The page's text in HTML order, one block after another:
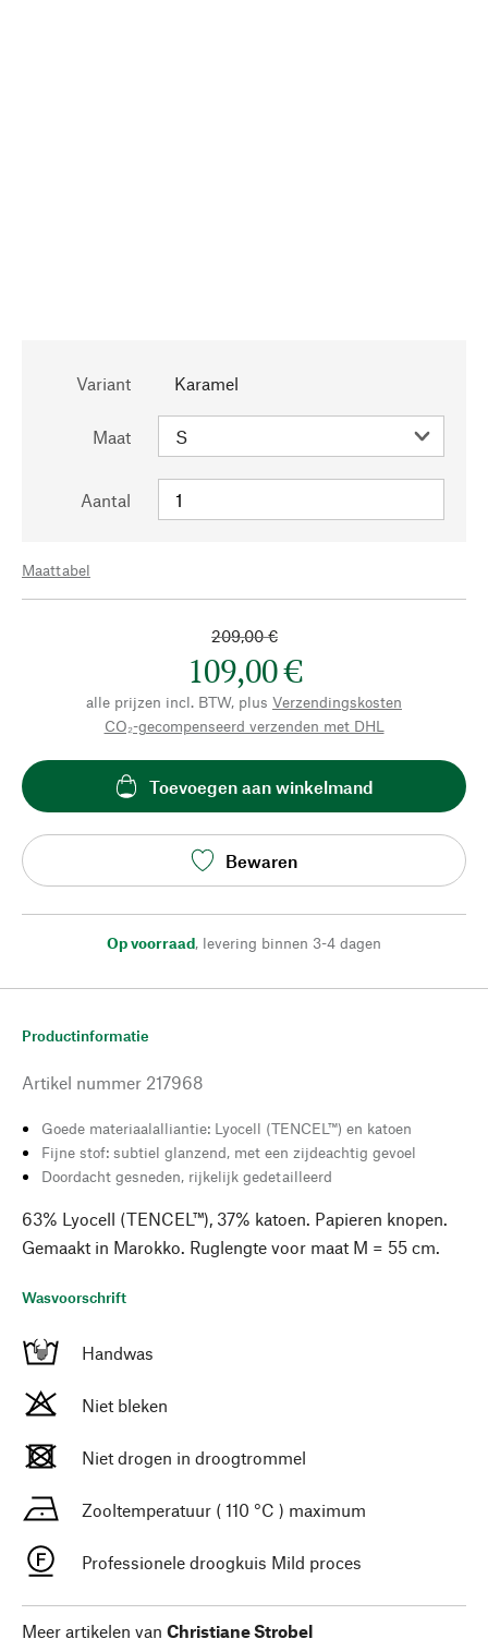
Variant Karamel
Maat
Aantal
Maattabel
209,00 €
109,00 €
alle prijzen incl. BTW, plus Verzendingskosten
CO₂-gecompenseerd verzenden met DHL
Toevoegen aan winkelmand
Bewaren
Op voorraad, levering binnen 3-4 dagen
Productinformatie
Artikel nummer 217968
Goede materiaalalliantie: Lyocell (TENCEL™) en katoen
Fijne stof: subtiel glanzend, met een zijdeachtig gevoel
Doordacht gesneden, rijkelijk gedetailleerd
63% Lyocell (TENCEL™), 37% katoen. Papieren knopen.
Gemaakt in Marokko. Ruglengte voor maat M = 55 cm.
Wasvoorschrift
Handwas
Niet bleken
Niet drogen in droogtrommel
Zooltemperatuur ( 110 °C ) maximum
Professionele droogkuis Mild proces
Meer artikelen van Christiane Strobel